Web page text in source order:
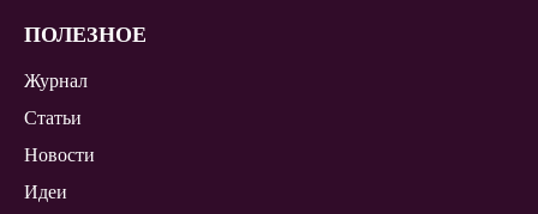
ПОЛЕЗНОЕ
Журнал
Статьи
Новости
Идеи